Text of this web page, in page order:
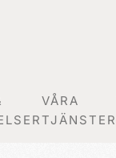
VÅRA
TJÄNSTER